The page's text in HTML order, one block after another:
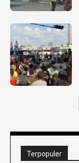
Terpopuler